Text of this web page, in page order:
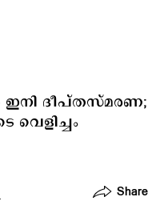
ദീപ്തസ്മരണ;
Share